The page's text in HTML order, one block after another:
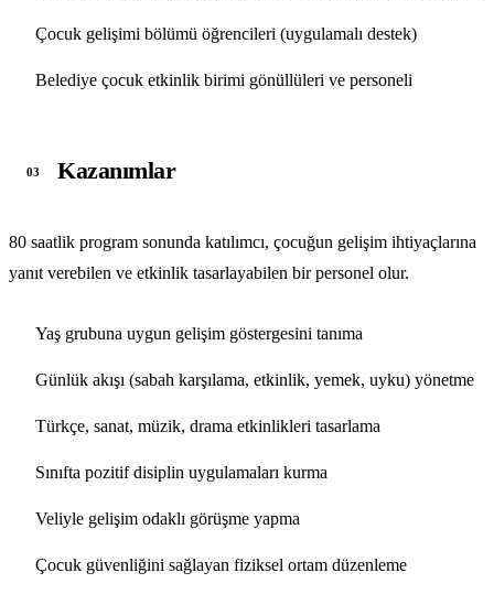
Çocuk gelişimi bölümü öğrencileri (uygulamalı destek)
Belediye çocuk etkinlik birimi gönüllüleri ve personeli
03 Kazanımlar
80 saatlik program sonunda katılımcı, çocuğun gelişim ihtiyaçlarına
yanıt verebilen ve etkinlik tasarlayabilen bir personel olur.
Yaş grubuna uygun gelişim göstergesini tanıma
Günlük akışı (sabah karşılama, etkinlik, yemek, uyku) yönetme
Türkçe, sanat, müzik, drama etkinlikleri tasarlama
Sınıfta pozitif disiplin uygulamaları kurma
Veliyle gelişim odaklı görüşme yapma
Çocuk güvenliğini sağlayan fiziksel ortam düzenleme